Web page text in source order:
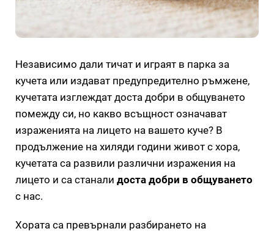
Независимо дали тичат и играят в парка за
кучета или издават предупредително ръмжене,
кучетата изглеждат доста добри в общуването
помежду си, но какво всъщност означават
израженията на лицето на вашето куче? В
продължение на хиляди години живот с хора,
кучетата са развили различни изражения на
лицето и са станали доста добри в общуването
с нас.
Хората са превърнали разбирането на